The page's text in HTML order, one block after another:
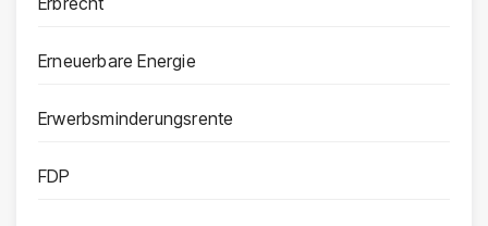
Erneuerbare Energie
Erwerbsminderungsrente
FDP